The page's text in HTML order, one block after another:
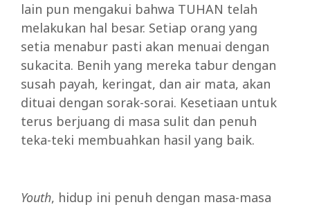
lain pun mengakui bahwa TUHAN telah
melakukan hal besar. Setiap orang yang
setia menabur pasti akan menuai dengan
sukacita. Benih yang mereka tabur dengan
susah payah, keringat, dan air mata, akan
dituai dengan sorak-sorai. Kesetiaan untuk
terus berjuang di masa sulit dan penuh
teka-teki membuahkan hasil yang baik.
Youth, hidup ini penuh dengan masa-masa